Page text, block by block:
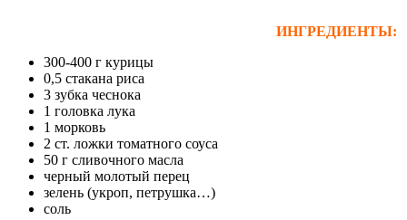
ИНГРЕДИЕНТЫ:
300-400 г курицы
0,5 стакана риса
3 зубка чеснока
1 головка лука
1 морковь
2 ст. ложки томатного соуса
50 г сливочного масла
черный молотый перец
зелень (укроп, петрушка…)
соль